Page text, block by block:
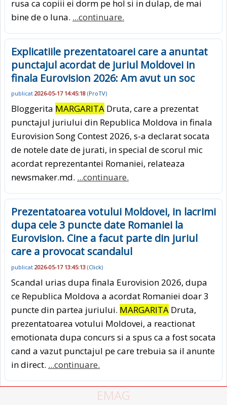
rusa ca copiii ei dorm pe hol si in dulap, de mai
bine de o luna. ...continuare.
Explicatiile prezentatoarei care a anuntat
punctajul acordat de juriul Moldovei in
finala Eurovision 2026: Am avut un soc
publicat 2026-05-17 14:45:18 (ProTV)
Bloggerita MARGARITA Druta, care a prezentat
punctajul juriului din Republica Moldova in finala
Eurovision Song Contest 2026, s-a declarat socata
de notele date de jurati, in special de scorul mic
acordat reprezentantei Romaniei, relateaza
newsmaker.md. ...continuare.
Prezentatoarea votului Moldovei, in lacrimi
dupa cele 3 puncte date Romaniei la
Eurovision. Cine a facut parte din juriul
care a provocat scandalul
publicat 2026-05-17 13:45:13 (Click)
Scandal urias dupa finala Eurovision 2026, dupa
ce Republica Moldova a acordat Romaniei doar 3
puncte din partea juriului. MARGARITA Druta,
prezentatoarea votului Moldovei, a reactionat
emotionata dupa concurs si a spus ca a fost socata
cand a vazut punctajul pe care trebuia sa il anunte
in direct. ...continuare.
EMAG